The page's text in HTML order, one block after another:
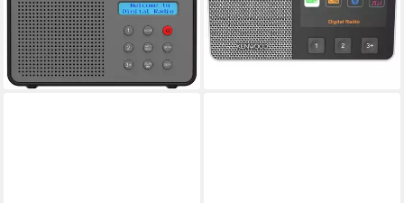
ab 49,99 €
lieferbar - in 2-3 Werktagen bei dir
0.76 kg Gewicht
ab 117,99 €
10,78 €mtl. in 12 Raten